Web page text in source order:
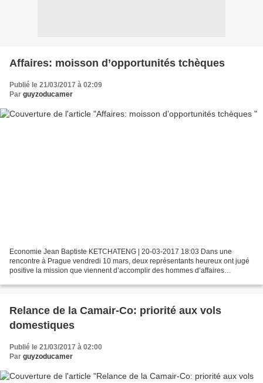
Affaires: moisson d’opportunités tchèques
Publié le 21/03/2017 à 02:09
Par guyzoducamer
Economie Jean Baptiste KETCHATENG | 20-03-2017 18:03 Dans une
rencontre à Prague vendredi 10 mars, deux représentants heureux ont jugé
positive la mission que viennent d’accomplir des hommes d’affaires
Relance de la Camair-Co: priorité aux vols
domestiques
Publié le 21/03/2017 à 02:00
Par guyzoducamer